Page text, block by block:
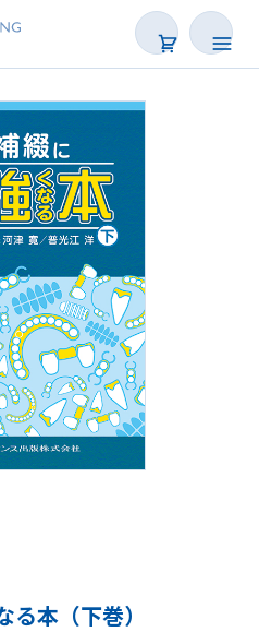
BOOK
一覧
本（下巻）